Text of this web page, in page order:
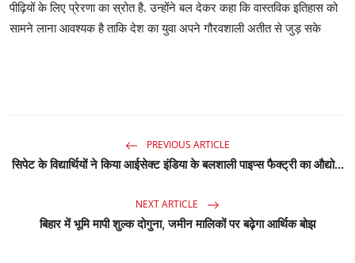
पीढ़ियों के लिए प्रेरणा का स्रोत है. उन्होंने बल देकर कहा कि वास्तविक इतिहास को
सामने लाना आवश्यक है ताकि देश का युवा अपने गौरवशाली अतीत से जुड़ सके
PREVIOUS ARTICLE
सिपेट के विद्यार्थियों ने किया आईसेक्ट इंडिया के बलशाली पाइप्स फैक्ट्री का औद्यो...
NEXT ARTICLE
बिहार में भूमि मापी शुल्क दोगुना, जमीन मालिकों पर बढ़ेगा आर्थिक बोझ